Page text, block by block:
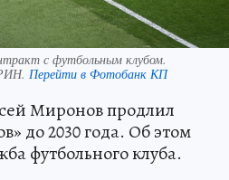
с футбольным клубом.
Перейти в Фотобанк КП
Миронов продлил
до 2030 года. Об этом
футбольного клуба.